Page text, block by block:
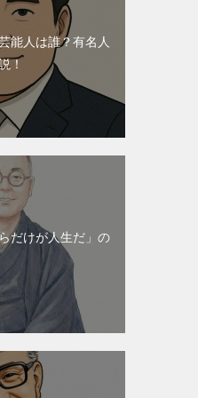
能人は誰？有名人
！
だけが人生だ」の